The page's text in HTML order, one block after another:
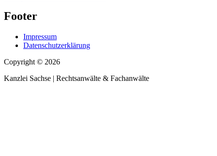
Footer
Impressum
Datenschutzerklärung
Copyright © 2026
Kanzlei Sachse | Rechtsanwälte & Fachanwälte